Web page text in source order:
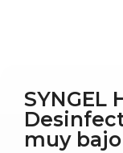
SYNGEL
muy